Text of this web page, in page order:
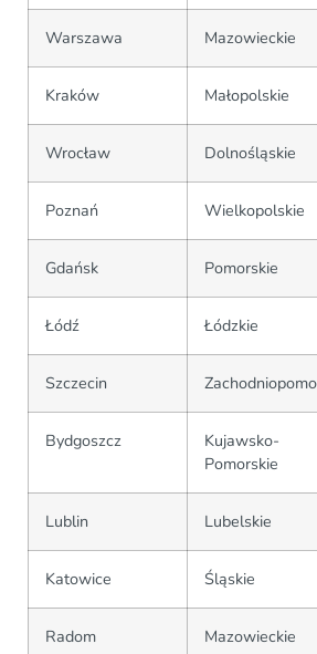
Warszawa Mazowieckie
Kraków Małopolskie
Wrocław Dolnośląskie
Poznań Wielkopolskie
Gdańsk Pomorskie
Łódź Łódzkie
Szczecin
Bydgoszcz
Kujawsko-
Pomorskie
Lublin Lubelskie
Katowice Śląskie
Radom Mazowieckie